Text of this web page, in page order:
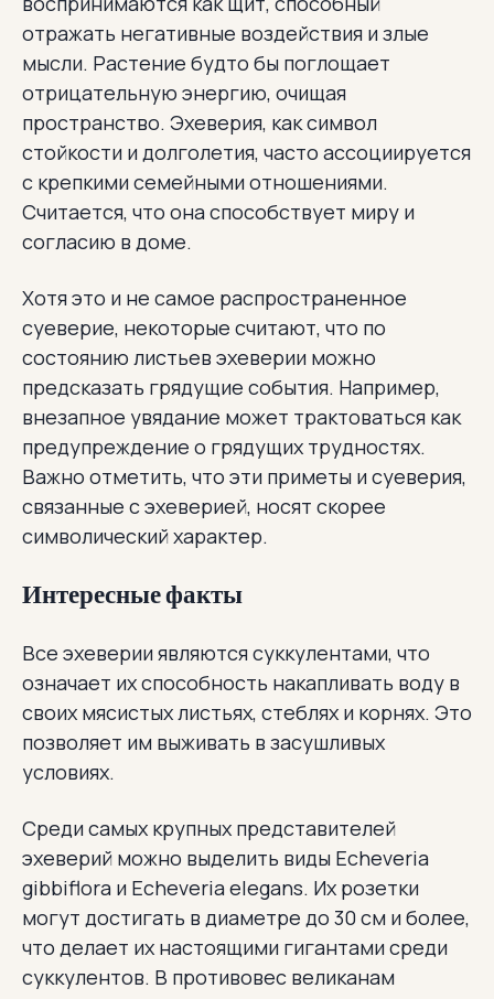
отражать негативные воздействия и злые
мысли. Растение будто бы поглощает
отрицательную энергию, очищая
пространство. Эхеверия, как символ
стойкости и долголетия, часто ассоциируется
с крепкими семейными отношениями.
Считается, что она способствует миру и
согласию в доме.
Хотя это и не самое распространенное
суеверие, некоторые считают, что по
состоянию листьев эхеверии можно
предсказать грядущие события. Например,
внезапное увядание может трактоваться как
предупреждение о грядущих трудностях.
Важно отметить, что эти приметы и суеверия,
связанные с эхеверией, носят скорее
символический характер.
Интересные факты
Все эхеверии являются суккулентами, что
означает их способность накапливать воду в
своих мясистых листьях, стеблях и корнях. Это
позволяет им выживать в засушливых
условиях.
Среди самых крупных представителей
эхеверий можно выделить виды Echeveria
gibbiflora и Echeveria elegans. Их розетки
могут достигать в диаметре до 30 см и более,
что делает их настоящими гигантами среди
суккулентов. В противовес великанам